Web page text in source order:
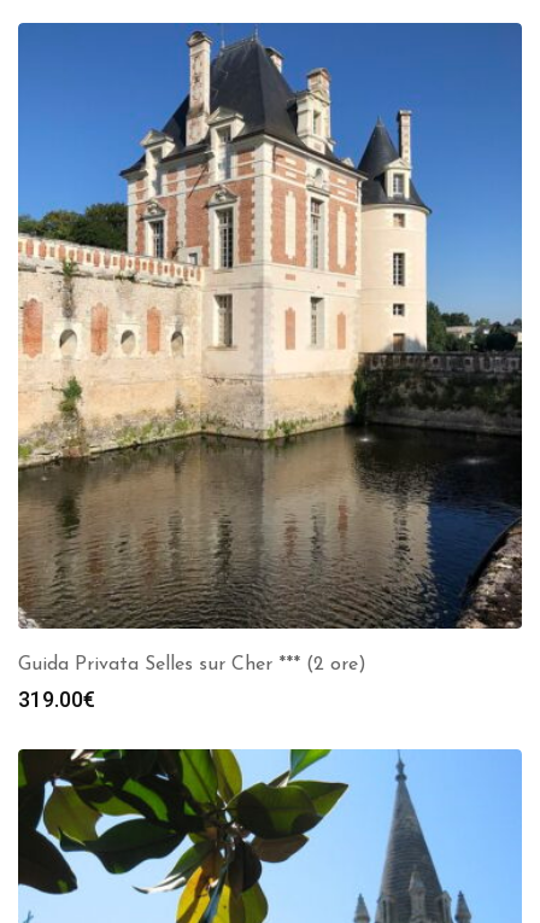
Guida Privata Selles sur Cher *** (2 ore)
319.00€